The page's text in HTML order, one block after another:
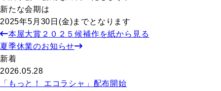
新たな会期は
2025年5月30日(金)までとなります
本屋大賞２０２５候補作を紙から見る
夏季休業のお知らせ
新着
2026.05.28
「もっと！ エコラシャ」配布開始